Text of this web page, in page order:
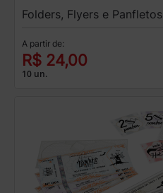
Folders, Flyers e Panfletos
A partir de:
R$ 24,00
10 un.